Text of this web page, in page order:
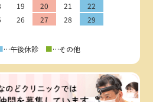
19 20 21
22
26 27 28
29
…午後休診 ■…その他